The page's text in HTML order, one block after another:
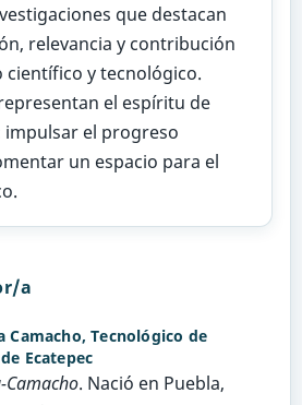
que destacan
relevancia y contribución
científico y tecnológico.
el espíritu de
el progreso
un espacio para el
a
Camacho,Tecnológico de
Ecatepec
Camacho. Nació en Puebla,